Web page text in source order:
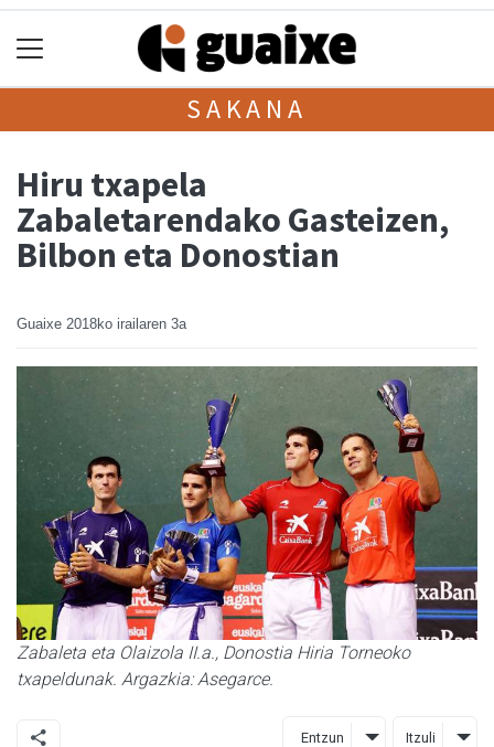
SAKANA
Hiru txapela
Zabaletarendako Gasteizen,
Bilbon eta Donostian
Guaixe 2018ko irailaren 3a
Zabaleta eta Olaizola II.a., Donostia Hiria Torneoko
txapeldunak. Argazkia: Asegarce.
Entzun Itzuli